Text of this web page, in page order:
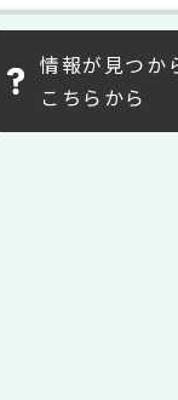
情報が見つか
こちらから